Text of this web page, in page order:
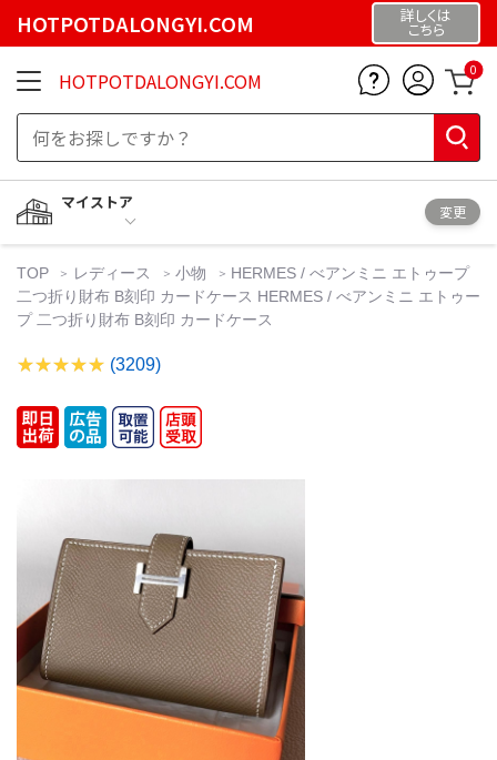
HOTPOTDALONGYI.COM 詳しくは
こちら
HOTPOTDALONGYI.COM 0
マイストア
変更
TOP レディース 小物
HERMES / べアンミニ エトゥープ
二つ折り財布 B刻印 カードケース HERMES / べアンミニ エトゥー
プ 二つ折り財布 B刻印 カードケース
(3209)